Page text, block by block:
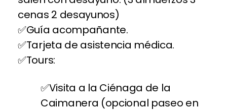
cenas 2 desayunos)
Guía acompañante.
Tarjeta de asistencia médica.
Tours:
Visita a la Ciénaga de la
Caimanera (opcional paseo en